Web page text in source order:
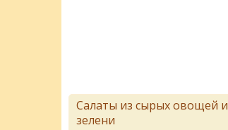
Салаты из сырых овощей и
зелени